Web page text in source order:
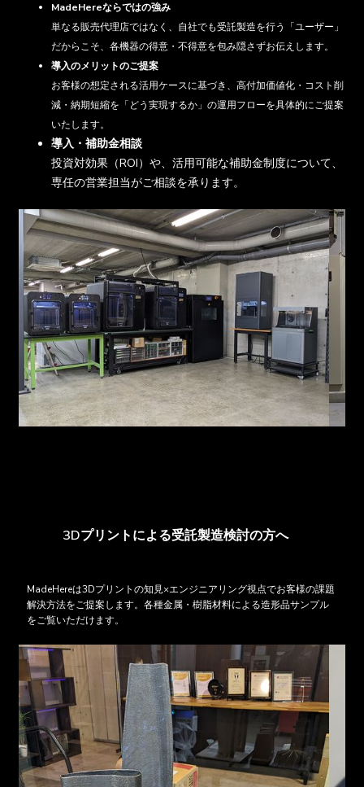
MadeHereならではの強み
単なる販売代理店ではなく、自社でも受託製造を行う「ユーザー」
だからこそ、各機器の得意・不得意を包み隠さずお伝えします。
導入のメリットのご提案
お客様の想定される活用ケースに基づき、高付加価値化・コスト削
減・納期短縮を「どう実現するか」の運用フローを具体的にご提案
いたします。
導入・補助金相談
投資対効果（ROI）や、活用可能な補助金制度について、
専任の営業担当がご相談を承ります。
3Dプリントによる受託製造検討の方へ
MadeHereは3Dプリントの知見×エンジニアリング視点でお客様の課題
解決方法をご提案します。各種金属・樹脂材料による造形品サンプル
をご覧いただけます。